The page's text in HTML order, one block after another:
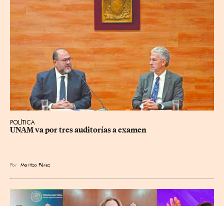
POLÍTICA
UNAM va por tres auditorías a examen
Por Maritza Pérez